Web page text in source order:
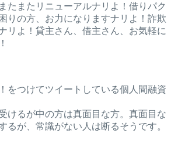
たまたリニューアルナリよ！借りパク
りの方、お力になりますナリよ！詐欺
リよ！貸主さん、借主さん、お気軽に
をつけてツイートしている個人間融資
けるが中の方は真面目な方。真面目な
るが、常識がない人は断るそうです。